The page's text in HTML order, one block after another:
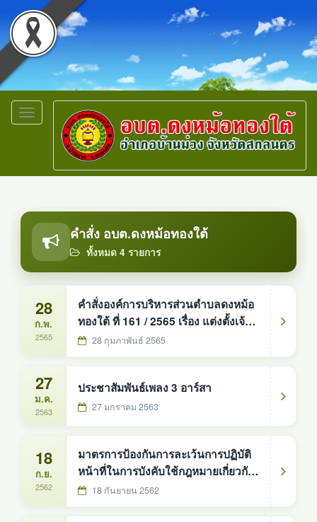
Toggle
navigation
คำสั่ง อบต.ดงหม้อทองใต้
ทั้งหมด 4 รายการ
28
ก.พ.
2565
คำสั่งองค์การบริหารส่วนตำบลดงหม้อ
ทองใต้ ที่ 161 / 2565 เรื่อง แต่งตั้งเจ้า
หน้าที่รับผิดชอบมาตรการป้องกันการ
สาธารณะ
28 กุมภาพันธ์ 2565
27
ม.ค.
2563
ประชาสัมพันธ์เพลง 3 อาร์สา
27 มกราคม 2563
18
ก.ย.
2562
มาตรการป้องกันการละเว้นการปฏิบัติ
หน้าที่ในการบังคับใช้กฎหมายเกี่ยวกับ
ป้ายโฆษณาบนทางสาธารณะ
18 กันยายน 2562